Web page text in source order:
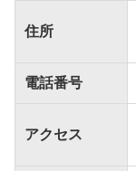
住所
電話番号
アクセス